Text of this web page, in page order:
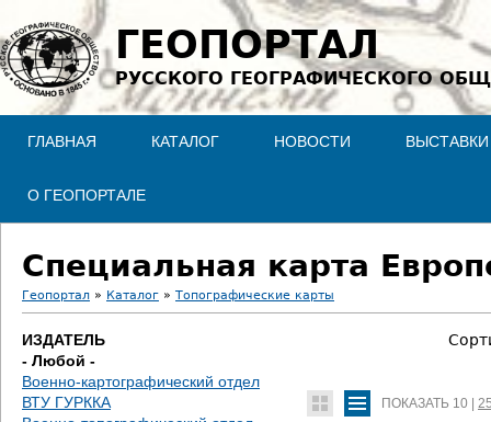
Jump to navigation
ГЕОПОРТАЛ
РУССКОГО ГЕОГРАФИЧЕСКОГО
ГЛАВНАЯ КАТАЛОГ НОВОСТИ ВЫСТАВКИ
О ГЕОПОРТАЛЕ
Специальная карта
В
ы
з
Геопортал » Каталог » Топографические карты
ИЗДАТЕЛЬ
- Любой -
Военно-картографический отдел
ВТУ ГУРККА
ПОКАЗАТЬ 10